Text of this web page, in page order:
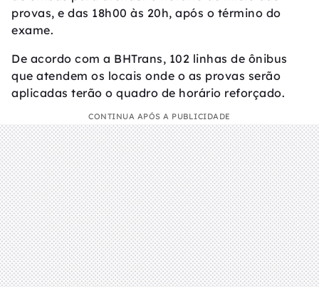
provas, e das 18h00 às 20h, após o término do
exame.
De acordo com a BHTrans, 102 linhas de ônibus
que atendem os locais onde o as provas serão
aplicadas terão o quadro de horário reforçado.
CONTINUA APÓS A PUBLICIDADE